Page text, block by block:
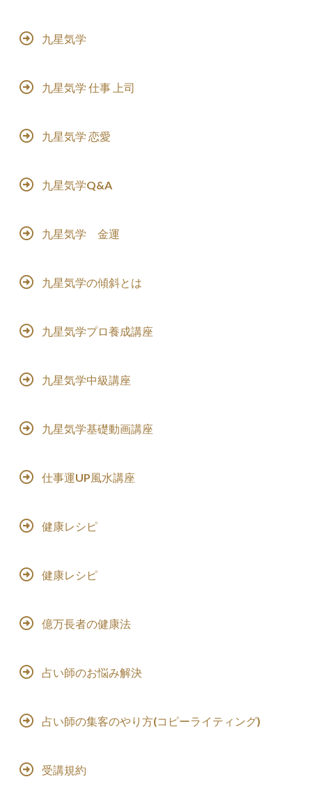
九星気学
九星気学 仕事 上司
九星気学 恋愛
九星気学Q&A
九星気学 金運
九星気学の傾斜とは
九星気学プロ養成講座
九星気学中級講座
九星気学基礎動画講座
仕事運UP風水講座
健康レシピ
健康レシピ
億万長者の健康法
占い師のお悩み解決
占い師の集客のやり方(コピーライティング)
受講規約